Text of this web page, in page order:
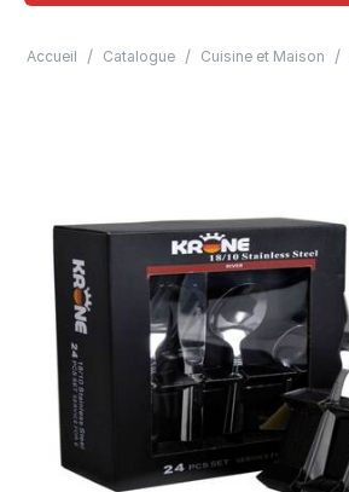
Accueil / Catalogue / Cuisine et Maison /